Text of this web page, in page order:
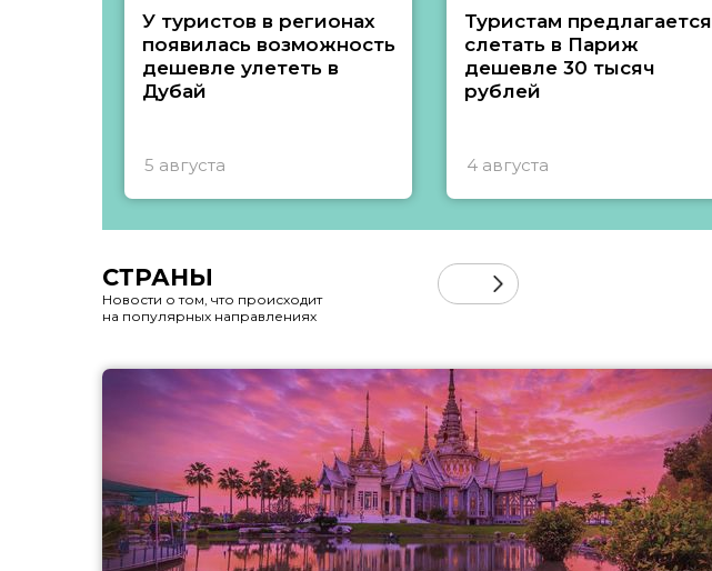
У туристов в регионах
появилась возможность
дешевле улететь в
Дубай
5 августа
Туристам предлагается
слетать в Париж
дешевле 30 тысяч
рублей
4 августа
СТРАНЫ
Новости о том, что происходит
на популярных направлениях